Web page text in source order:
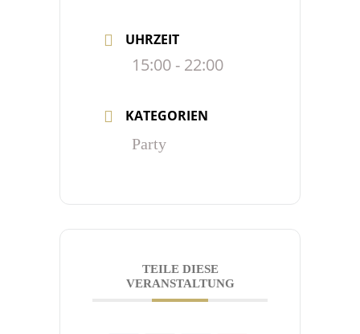
UHRZEIT
15:00 - 22:00
KATEGORIEN
Party
TEILE DIESE
VERANSTALTUNG